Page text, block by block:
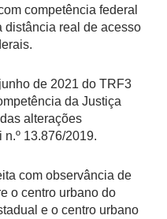
competência federal
distância real de acesso
de 2021 do TRF3
da Justiça
alterações
n.º 13.876/2019.
com observância de
o centro urbano do
e o centro urbano